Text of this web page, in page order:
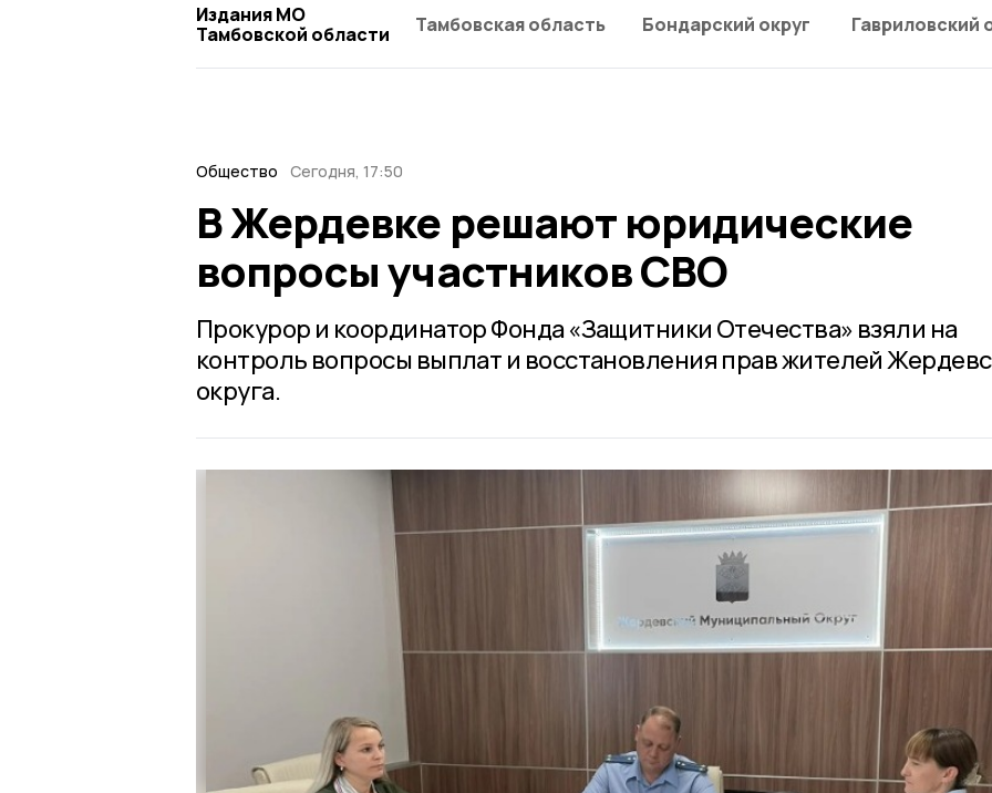
Издания МО
Тамбовской области
Тамбовская область Бондарский округ Гавриловский
Общество Сегодня, 17:50
В Жердевке решают юридические
вопросы участников СВО
Прокурор и координатор Фонда «Защитники Отечества» взяли на
контроль вопросы выплат и восстановления прав жителей
округа.